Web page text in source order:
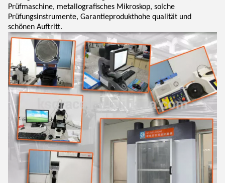
Prüfmaschine, metallografisches Mikroskop, solche
Prüfungsinstrumente, Garantieprodukthohe qualität und
schönen Auftritt.